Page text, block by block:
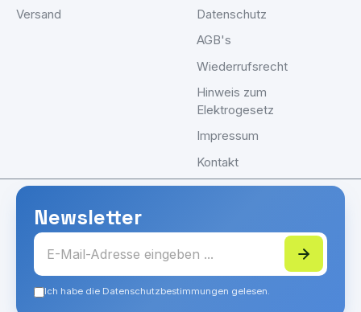
Versand
Datenschutz
AGB's
Wiederrufsrecht
Hinweis zum
Elektrogesetz
Impressum
Kontakt
Newsletter
Ich habe die Datenschutzbestimmungen gelesen.